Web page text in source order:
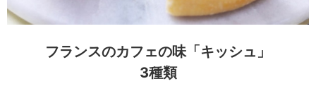
フランスのカフェの味「キッシュ」
3種類